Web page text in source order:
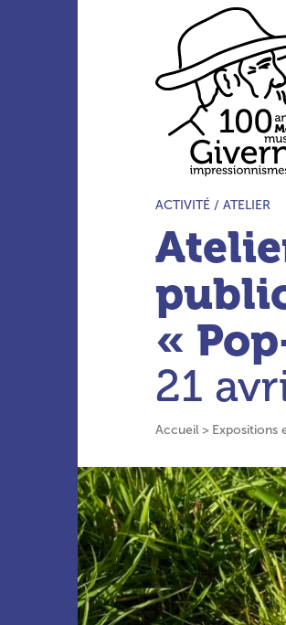
Aller au menu principal
Aller au contenu principal
Aller à la barre d’outils
Aller au pied de page
Accueil du site
TYPE D’ACTIVITÉ :
ACTIVITÉ / ATELIER
«
21
Accueil Expositions